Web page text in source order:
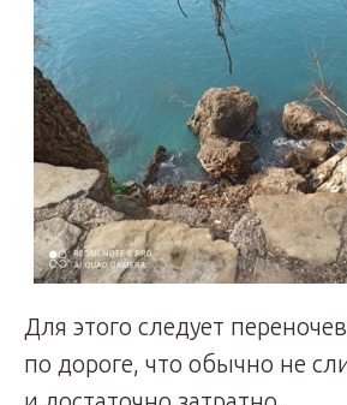
Для этого следует
по дороге, что обычно не